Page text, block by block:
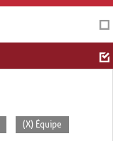
(X) Équipe